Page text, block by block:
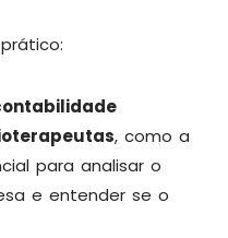
, como a
para analisar o
e entender se o